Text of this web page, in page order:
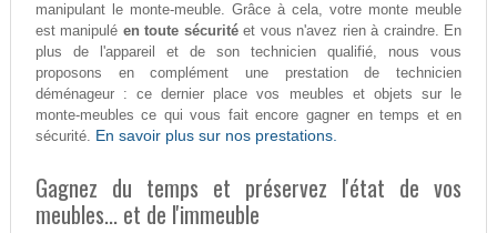
manipulant le monte-meuble. Grâce à cela, votre monte meuble
est manipulé en toute sécuritéet vous n'avez rien à craindre. En
plus de l'appareil et de son technicien qualifié, nous vous
proposons en complément une prestation de technicien
déménageur : ce dernier place vos meubles et objets sur le
monte-meubles ce qui vous fait encore gagner en temps et en
sécurité. En savoir plus sur nos prestations.
Gagnez du temps et préservez l'état de vos
meubles... et de l'immeuble